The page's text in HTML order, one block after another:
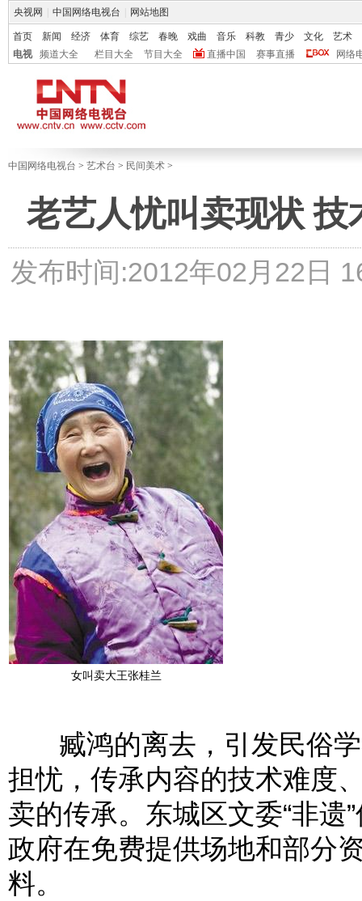
央视网 中国网络电视台 网站地图
首页 新闻 经济 体育 综艺 春晚 戏曲 音乐 科教 青少 文化
艺术
电视
频道大全 栏目大全 节目大全 直播中国 赛事直播 网络
中国网络电视台 > 艺术台 > 民间美术 >
老艺人忧叫卖现状
发布时间:2012年02月22日
女叫卖大王张桂兰
臧鸿的离去，引发民俗学
担忧，传承内容的技术难度
卖的传承。东城区文委“非遗
政府在免费提供场地和部分
料。